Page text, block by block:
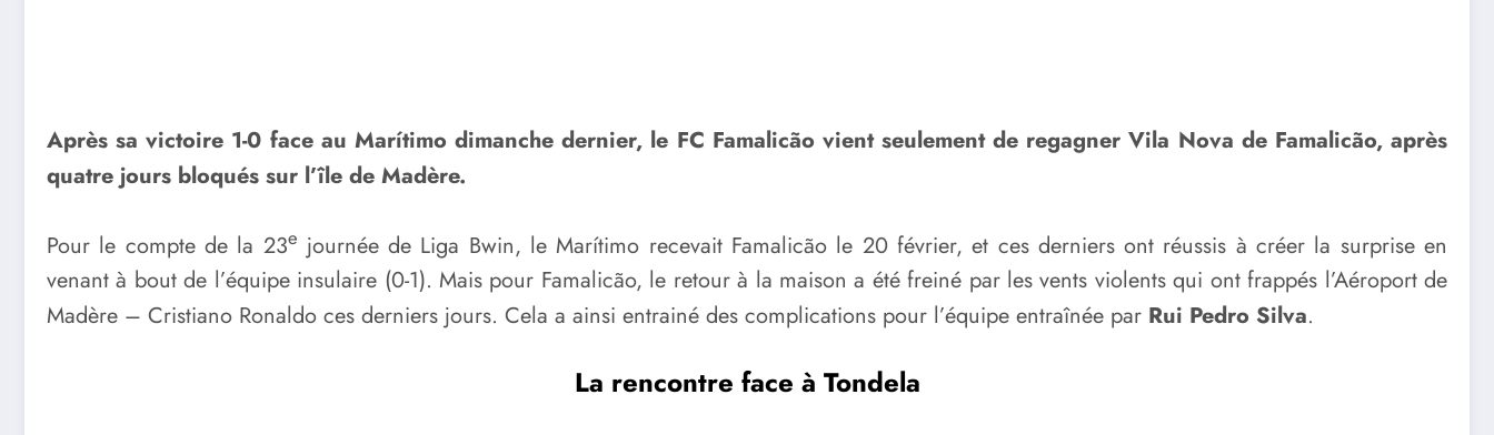
Après sa victoire 1-0 face au Marítimo dimanche dernier, le FC Famalicão vient seulement de regagner Vila Nova de Famalicão, après
quatre jours bloqués sur l’île de Madère.
Pour le compte de la 23e journée de Liga Bwin, le Marítimo recevait Famalicão le 20 février, et ces derniers ont réussis à créer la surprise en
venant à bout de l’équipe insulaire (0-1). Mais pour Famalicão, le retour à la maison a été freiné par les vents violents qui ont frappés l’Aéroport de
Madère – Cristiano Ronaldo ces derniers jours. Cela a ainsi entrainé des complications pour l’équipe entraînée par Rui Pedro Silva.
La rencontre face à Tondela